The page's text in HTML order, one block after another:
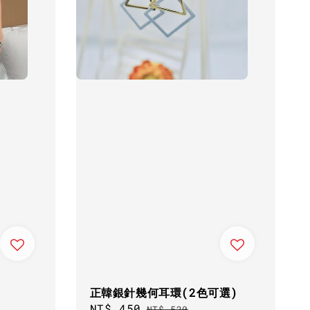
正韓銀針幾何耳環(2色可選)